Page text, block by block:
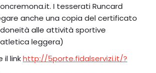
I tesserati Runcard
anche una copia del certificato
alle attività sportive
leggera)
il linkhttp://5porte.fidalservizi.it/?